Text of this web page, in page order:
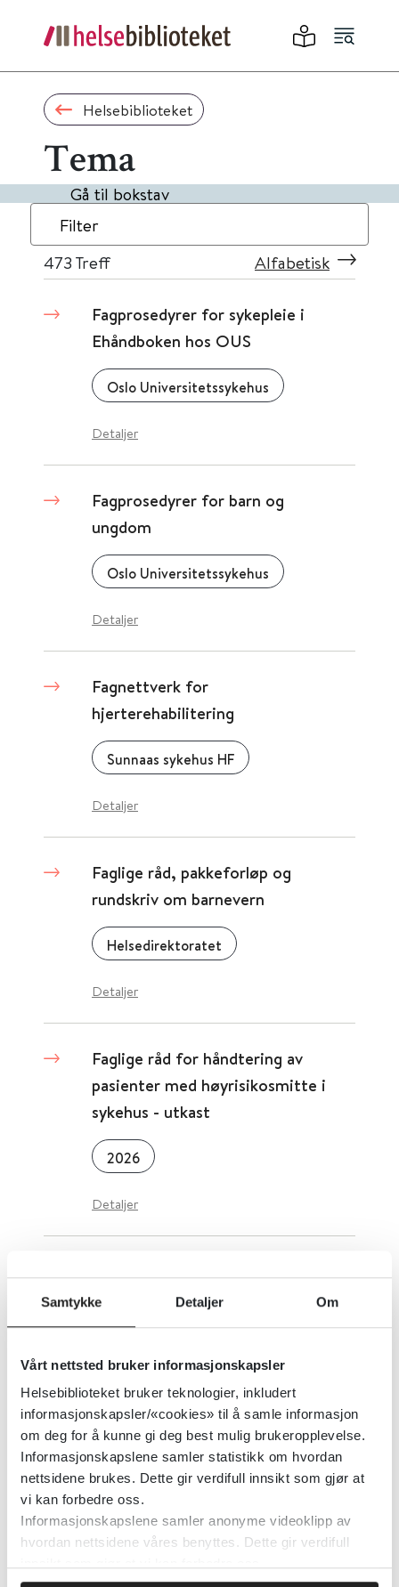
Samtykke Detaljer Om
Vårt nettsted bruker informasjonskapsler
Helsebiblioteket bruker teknologier, inkludert
informasjonskapsler/«cookies» til å samle informasjon
om deg for å kunne gi deg best mulig brukeropplevelse.
Informasjonskapslene samler statistikk om hvordan
nettsidene brukes. Dette gir verdifull innsikt som gjør at
vi kan forbedre oss.
Informasjonskapslene samler anonyme videoklipp av
hvordan nettsidene våres benyttes. Dette gir verdifull
Helsebiblioteket
Tema
Gå til bokstav
Filter
473 Treff Alfabetisk
Fagprosedyrer for sykepleie i
Ehåndboken hos OUS
Oslo Universitetssykehus
Detaljer
Fagprosedyrer for barn og
ungdom
Oslo Universitetssykehus
Detaljer
Fagnettverk for
hjerterehabilitering
Sunnaas sykehus HF
Detaljer
Faglige råd, pakkeforløp og
rundskriv om barnevern
Helsedirektoratet
Detaljer
Faglige råd for håndtering av
pasienter med høyrisikosmitte i
sykehus - utkast
2026
Detaljer
med barn og unges psykiske helse
Detaljer
Faglig retningslinje for oppfølging
av for tidlig fødte barn
Helsedirektoratet